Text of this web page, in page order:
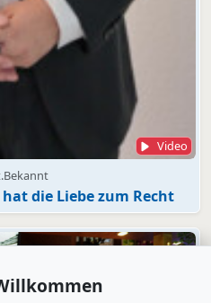
Video
die Liebe zum Recht